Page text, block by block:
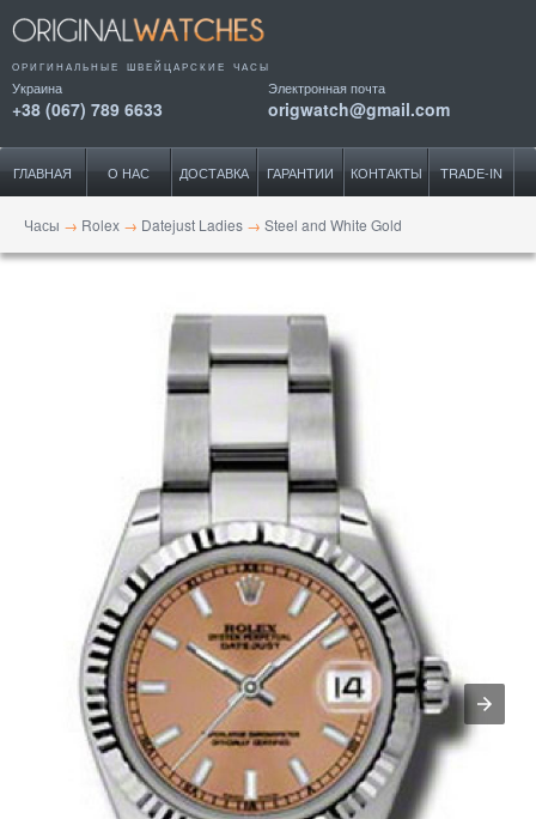
ОРИГИНАЛЬНЫЕ ШВЕЙЦАРСКИЕ ЧАСЫ
Украина
+38 (067) 789 6633
Электронная почта
origwatch@gmail.com
ГЛАВНАЯ О НАС ДОСТАВКА ГАРАНТИИ КОНТАКТЫ TRADE-IN
Часы → Rolex → Datejust Ladies → Steel and White Gold